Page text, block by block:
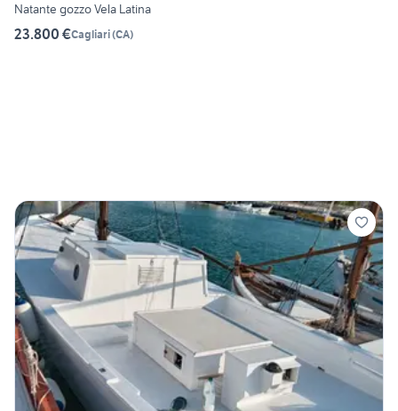
Natante gozzo Vela Latina
23.800 €Cagliari(CA)